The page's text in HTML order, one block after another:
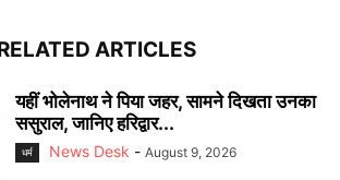
ARTICLES
यहीं भोलेनाथ ने पिया जहर, सामने दिखता उनका
ससुराल, जानिए हरिद्वार...
धर्म News Desk - August 9, 2026